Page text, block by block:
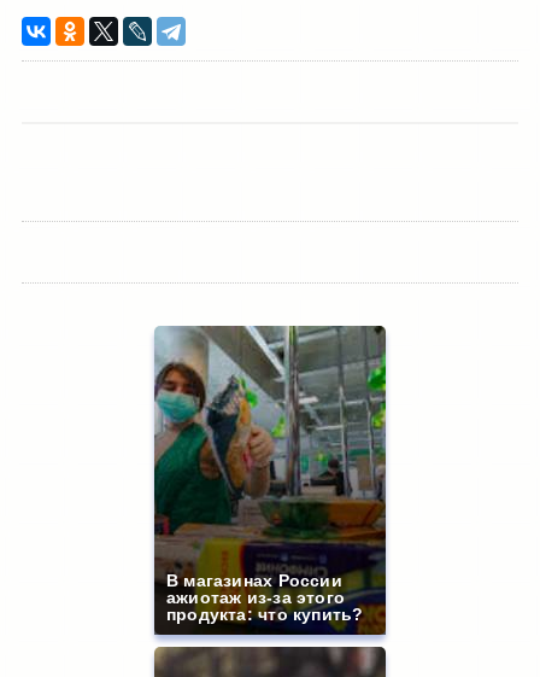
В магазинах России
ажиотаж из-за этого
продукта: что купить?